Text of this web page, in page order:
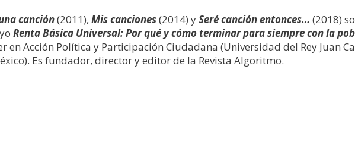
canción(2011), Mis canciones(2014) ySeré canción entonces… (2018)
Renta Básica Universal: Por qué y cómo terminar para siempre con la
Acción Política y Participación Ciudadana (Universidad del Rey Juan
Es fundador, director y editor de la Revista Algoritmo.